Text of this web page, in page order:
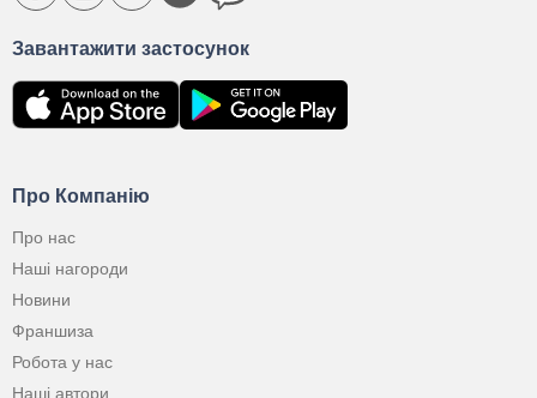
Про Компанію
Про нас
Наші нагороди
Новини
Франшиза
Робота у нас
Наші автори
Завантажити застосунок